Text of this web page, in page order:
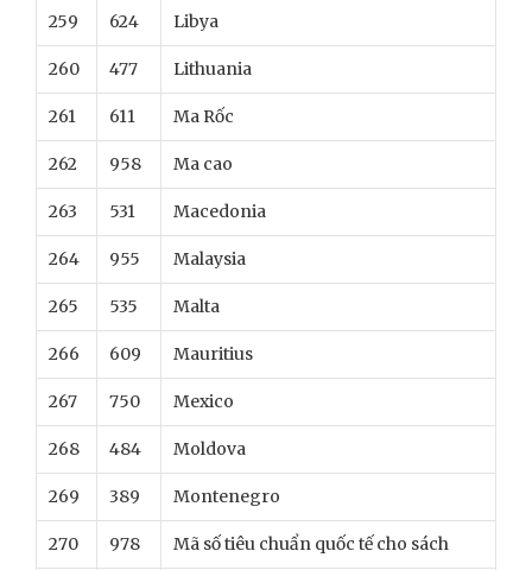
259 624 Libya
260 477 Lithuania
261 611 Ma Rốc
262 958 Ma cao
263 531 Macedonia
264 955 Malaysia
265 535 Malta
266 609 Mauritius
267 750 Mexico
268 484 Moldova
269 389 Montenegro
270 978 Mã số tiêu chuẩn quốc tế cho sách